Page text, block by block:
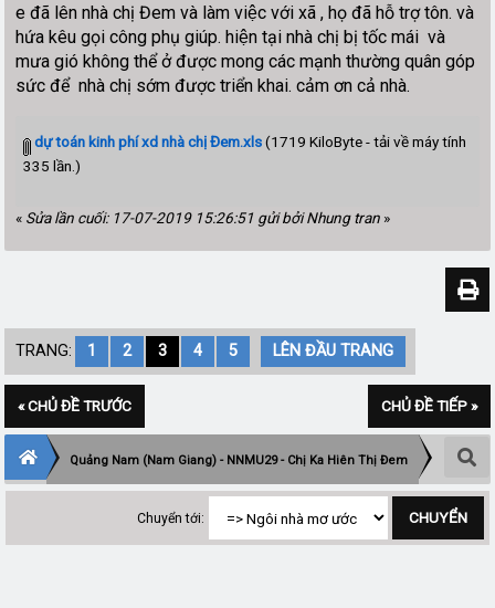
e đã lên nhà chị Đem và làm việc với xã , họ đã hỗ trợ tôn. và
hứa kêu gọi công phụ giúp. hiện tại nhà chị bị tốc mái và
mưa gió không thể ở được mong các mạnh thường quân góp
sức để nhà chị sớm được triển khai. cảm ơn cả nhà.
dự toán kinh phí xd nhà chị Đem.xls(1719 KiloByte - tải về máy tính
335 lần.)
« Sửa lần cuối: 17-07-2019 15:26:51 gửi bởi Nhung tran »
TRANG: 1 2 3 4 5 LÊN ĐẦU TRANG
« CHỦ ĐỀ TRƯỚC CHỦ ĐỀ TIẾP »
Quảng Nam (Nam Giang) - NNMU29 - Chị Ka Hiên Thị Đem
Chuyển tới: